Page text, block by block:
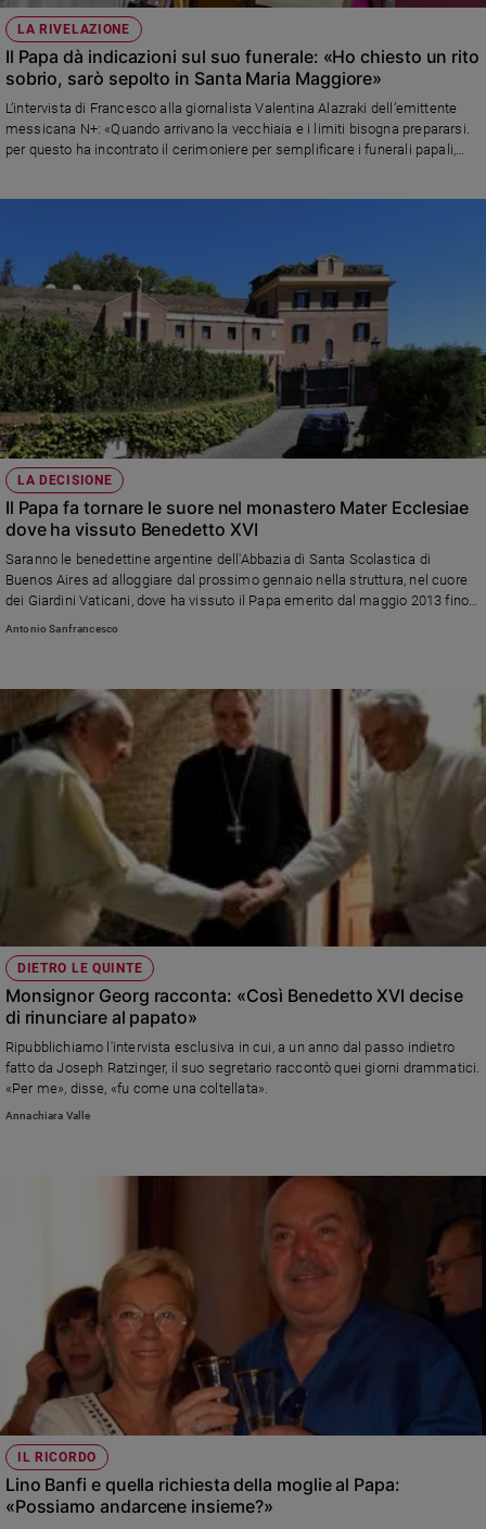
Cultura
e
spettacoli
Cinema,
Musica
Arte
Famiglia
ed
educazione
Genitori
e
figli
Nonni
Coppia
e
giovani
Adolescenza
Vai
Riflessioni
Podcast
Policy
Chi
Registrati
Redazione
Social
LA RIVELAZIONE
Il Papa dà indicazioni sul suo funerale: «Ho chiesto un rito
sobrio, sarò sepolto in Santa Maria Maggiore»
L’intervista di Francesco alla giornalista Valentina Alazraki dell’emittente
messicana N+: «Quando arrivano la vecchiaia e i limiti bisogna prepararsi.
per questo ha incontrato il cerimoniere per semplificare i funerali papali,
LA DECISIONE
Il Papa fa tornare le suore nel monastero Mater Ecclesiae
dove ha vissuto Benedetto XVI
Saranno le benedettine argentine dell'Abbazia di Santa Scolastica di
Buenos Aires ad alloggiare dal prossimo gennaio nella struttura, nel cuore
dei Giardini Vaticani, dove ha vissuto il Papa emerito dal maggio 2013 fino
alla morte il 31 dicembre 2022. Ora, scrive la Santa Sede, riprende
Antonio Sanfrancesco
DIETRO LE QUINTE
Monsignor Georg racconta: «Così Benedetto XVI decise
di rinunciare al papato»
Ripubblichiamo l'intervista esclusiva in cui, a un anno dal passo indietro
fatto da Joseph Ratzinger, il suo segretario raccontò quei giorni drammatici.
«Per me», disse, «fu come una coltellata».
Annachiara Valle
IL RICORDO
Lino Banfi e quella richiesta della moglie al Papa:
«Possiamo andarcene insieme?»